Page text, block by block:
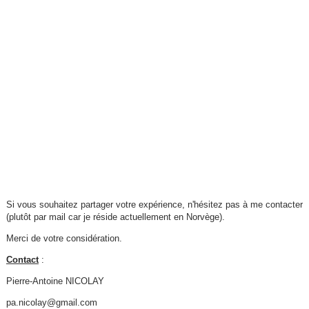
Si vous souhaitez partager votre expérience, n'hésitez pas à me contacter
(plutôt par mail car je réside actuellement en Norvège).
Merci de votre considération.
Contact:
Pierre-Antoine NICOLAY
pa.nicolay@gmail.com